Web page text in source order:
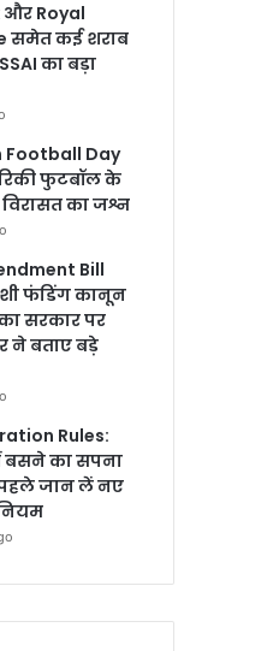
और Royal
समेत कई शराब
का बड़ा
Football Day
फुटबॉल के
का जश्न
Bill
फंडिंग कानून
सरकार पर
ने बताए बड़े
Rules:
बसने का सपना
जान लें नए